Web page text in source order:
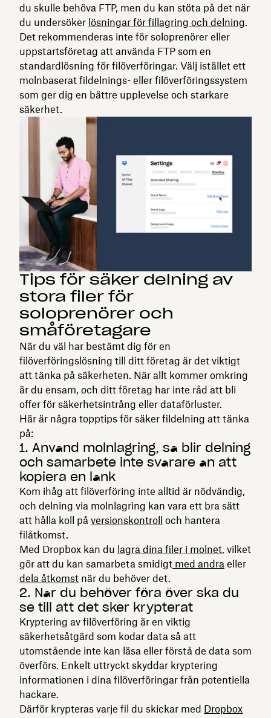
du skulle behöva FTP, men du kan stöta på det när
du undersöker lösningar för fillagring och delning.
Det rekommenderas inte för soloprenörer eller
uppstartsföretag att använda FTP som en
standardlösning för filöverföringar. Välj istället ett
molnbaserat fildelnings- eller filöverföringssystem
som ger dig en bättre upplevelse och starkare
säkerhet.
Tips för säker delning av
stora filer för
soloprenörer och
småföretagare
När du väl har bestämt dig för en
filöverföringslösning till ditt företag är det viktigt
att tänka på säkerheten. När allt kommer omkring
är du ensam, och ditt företag har inte råd att bli
offer för säkerhetsintrång eller dataförluster.
Här är några topptips för säker fildelning att tänka
på:
1. Använd molnlagring, så blir delning
och samarbete inte svårare än att
kopiera en länk
Kom ihåg att filöverföring inte alltid är nödvändig,
och delning via molnlagring kan vara ett bra sätt
att hålla koll på versionskontroll och hantera
filåtkomst.
Med Dropbox kan du lagra dina filer i molnet, vilket
gör att du kan samarbeta smidigt med andra eller
dela åtkomst när du behöver det.
2. När du behöver föra över ska du
se till att det sker krypterat
Kryptering av filöverföring är en viktig
säkerhetsåtgärd som kodar data så att
utomstående inte kan läsa eller förstå de data som
överförs. Enkelt uttryckt skyddar kryptering
informationen i dina filöverföringar från potentiella
hackare.
Därför krypteras varje fil du skickar med Dropbox